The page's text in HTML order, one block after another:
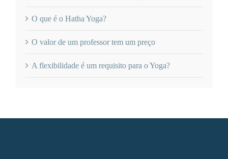
O que é o Hatha Yoga?
O valor de um professor tem um preço
A flexibilidade é um requisito para o Yoga?